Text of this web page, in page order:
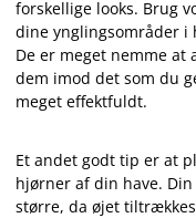
forskellige looks. Brug
dine ynglingsområder i
De er meget nemme at
dem imod det som du
meget effektfuldt.
Et andet godt tip er at
hjørner af din have.
større, da øjet